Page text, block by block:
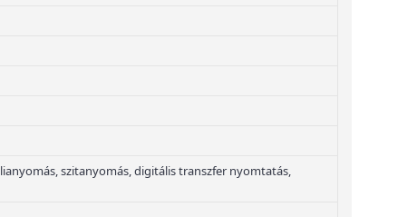
szitanyomás, digitális transzfer nyomtatás,